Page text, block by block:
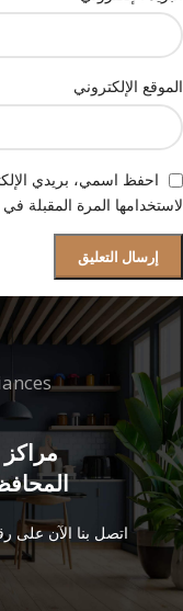
الموقع الإلكتروني
احفظ اسمي، بريدي
لاستخدامها المرة المقبلة
اتصل بنا الآن على